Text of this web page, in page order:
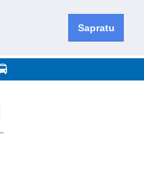
Sapratu